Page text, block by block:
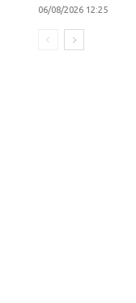
06/08/2026 12:25